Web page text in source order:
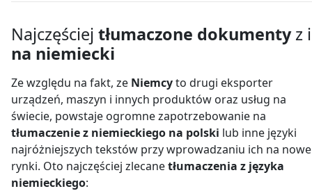
Najczęściej tłumaczone dokumentyz i
na niemiecki
Ze względu na fakt, ze Niemcyto drugi eksporter
urządzeń, maszyn i innych produktów oraz usług na
świecie, powstaje ogromne zapotrzebowanie na
tłumaczenie z niemieckiego na polski lub inne języki
najróżniejszych tekstów przy wprowadzaniu ich na nowe
rynki. Oto najczęściej zlecanetłumaczenia z języka
niemieckiego: